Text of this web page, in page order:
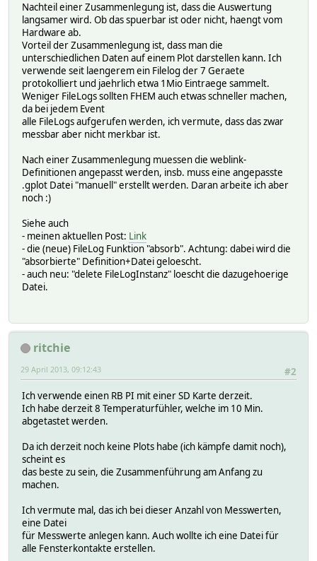
Nachteil einer Zusammenlegung ist, dass die Auswertung
langsamer wird. Ob das spuerbar ist oder nicht, haengt vom
Hardware ab.
Vorteil der Zusammenlegung ist, dass man die
unterschiedlichen Daten auf einem Plot darstellen kann. Ich
verwende seit laengerem ein Filelog der 7 Geraete
protokolliert und jaehrlich etwa 1Mio Eintraege sammelt.
Weniger FileLogs sollten FHEM auch etwas schneller machen,
da bei jedem Event
alle FileLogs aufgerufen werden, ich vermute, dass das zwar
messbar aber nicht merkbar ist.
Nach einer Zusammenlegung muessen die weblink-
Definitionen angepasst werden, insb. muss eine angepasste
.gplot Datei "manuell" erstellt werden. Daran arbeite ich aber
noch :)
Siehe auch
- meinen aktuellen Post: Link
- die (neue) FileLog Funktion "absorb". Achtung: dabei wird die
"absorbierte" Definition+Datei geloescht.
- auch neu: "delete FileLogInstanz" loescht die dazugehoerige
Datei.
ritchie
#2
29 April 2013, 09:12:43
Ich verwende einen RB PI mit einer SD Karte derzeit.
Ich habe derzeit 8 Temperaturfühler, welche im 10 Min.
abgetastet werden.
Da ich derzeit noch keine Plots habe (ich kämpfe damit noch),
scheint es
das beste zu sein, die Zusammenführung am Anfang zu
machen.
Ich vermute mal, das ich bei dieser Anzahl von Messwerten,
eine Datei
für Messwerte anlegen kann. Auch wollte ich eine Datei für
alle Fensterkontakte erstellen.